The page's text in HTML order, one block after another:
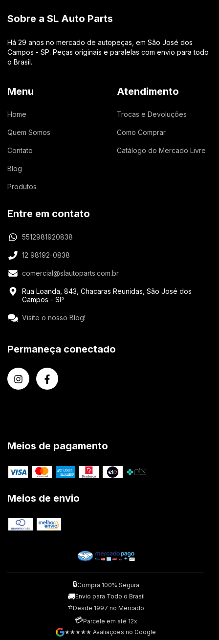
Sobre a SL Auto Parts
Há 29 anos no mercado de autopeças, em São José dos
Campos - SP. Peças originais e paralelas com envio para todo
o Brasil.
Menu
Home
Quem Somos
Contato
Blog
Produtos
Atendimento
Trocas e Devoluções
Como Comprar
Catálogo do Mercado Livre
Entre em contato
5512981920838
12 98192-0838
comercial@slautoparts.com.br
Rua Loanda, 843, Chacaras Reunidas, São José dos
Campos - SP
Visite o nosso Blog!
Permaneça conectado
Meios de pagamento
Meios de envio
🔒Compra 100% Segura
🚚Envio para Todo o Brasil
⭐Desde 1997 no Mercado
💳Parcele em até 12x
★★★★★ Avaliações no Google